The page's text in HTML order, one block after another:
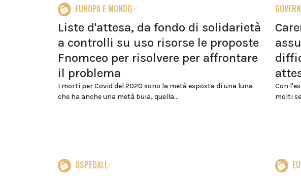
EUROPA E MONDO
Liste d'attesa, da fondo di solidarietà
a controlli su uso risorse le proposte
Fnomceo per risolvere per affrontare
il problema
I morti per Covid del 2020 sono la metà esposta di una luna
che ha anche una metà buia, quella...
Con
molti
OSPEDALI